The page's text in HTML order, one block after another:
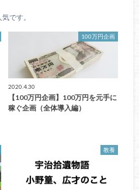
です。
100万円企画
2020.4.30
【100万円企画】100万円を元手に
稼ぐ企画（全体導入編）
教養